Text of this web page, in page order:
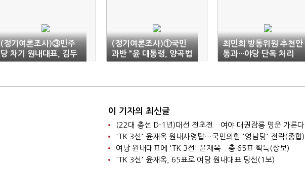
(정기여론조사)③민주
당 차기 원내대표, 김두
관 압도적 1위
(정기여론조사)①국민
과반 "윤 대통령, 양곡법
거부권 행사 반대…한동
최민희 방통위원 추천안
통과···야당 단독 처리
이 기자의 최신글
(22대 총선 D-1년)대선 전초전…여야 대권잠룡 명운 가른다
'TK 3선' 윤재옥 원내사령탑…국민의힘 '영남당' 전락(종합)
여당 원내대표에 'TK 3선' 윤재옥…총 65표 획득(상보)
'TK 3선' 윤재옥, 65표로 여당 원내대표 당선(1보)